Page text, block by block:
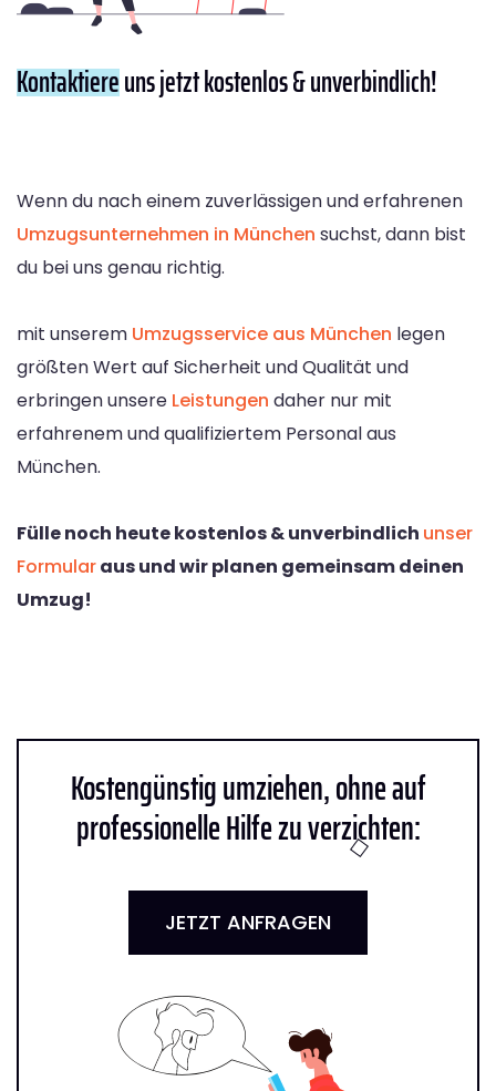
Kontaktiereuns jetzt kostenlos & unverbindlich!
Wenn du nach einem zuverlässigen und erfahrenen
Umzugsunternehmen in München suchst, dann bist
du bei uns genau richtig.
mit unserem Umzugsservice aus München legen
größten Wert auf Sicherheit und Qualität und
erbringen unsere Leistungen daher nur mit
erfahrenem und qualifiziertem Personal aus
München.
Fülle noch heute kostenlos & unverbindlich unser
Formularaus und wir planen gemeinsam deinen
Umzug!
Kostengünstig umziehen, ohne auf
professionelle Hilfe zu verzichten:
JETZT ANFRAGEN